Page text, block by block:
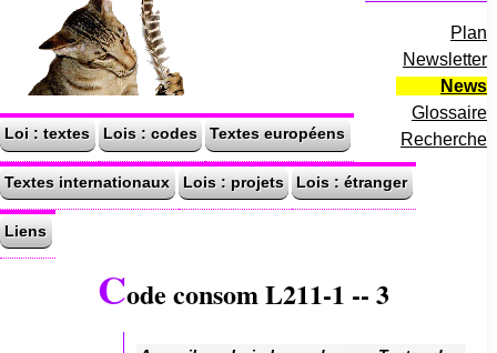
Plan
Newsletter
News
Glossaire
Recherche
Loi : textes Lois : codes Textes européens
Textes internationaux Lois : projets Lois : étranger
Liens
Code consom L211-1 -- 3